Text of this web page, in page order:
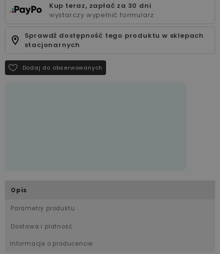
Kup teraz, zapłać za 30 dni
wystarczy wypełnić formularz
Sprawdź dostępność tego produktu w sklepach
stacjonarnych
Dodaj do obserwowanych
Opis
Parametry produktu
Dostawa i płatność
Informacje o producencie